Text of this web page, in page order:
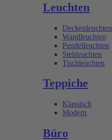
Leuchten
Deckenleuchten
Wandleuchten
Pendelleuchten
Stehleuchten
Tischleuchten
Teppiche
Klassisch
Modern
Büro